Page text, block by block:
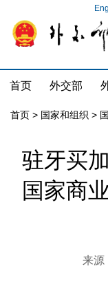
首页 外交部
首页 > 国家和组织 >
驻牙买
国家商
来源